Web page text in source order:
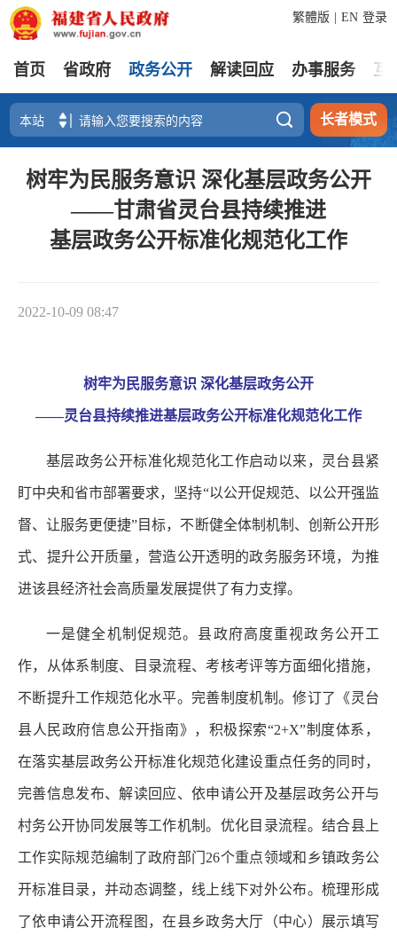
登录
繁體版 EN
首页 省政府 政务公开 解读回应 办事服务 互
 长者模式
树牢为民服务意识 深化基层政务公开
——甘肃省灵台县持续推进
基层政务公开标准化规范化工作
2022-10-09 08:47
树牢为民服务意识 深化基层政务公开
——灵台县持续推进基层政务公开标准化规范化工作
基层政务公开标准化规范化工作启动以来，灵台县紧
盯中央和省市部署要求，坚持“以公开促规范、以公开强监
督、让服务更便捷”目标，不断健全体制机制、创新公开形
式、提升公开质量，营造公开透明的政务服务环境，为推
进该县经济社会高质量发展提供了有力支撑。
一是健全机制促规范。县政府高度重视政务公开工
作，从体系制度、目录流程、考核考评等方面细化措施，
不断提升工作规范化水平。完善制度机制。修订了《灵台
县人民政府信息公开指南》，积极探索“2+X”制度体系，
在落实基层政务公开标准化规范化建设重点任务的同时，
完善信息发布、解读回应、依申请公开及基层政务公开与
村务公开协同发展等工作机制。优化目录流程。结合县上
工作实际规范编制了政府部门26个重点领域和乡镇政务公
开标准目录，并动态调整，线上线下对外公布。梳理形成
了依申请公开流程图，在县乡政务大厅（中心）展示填写